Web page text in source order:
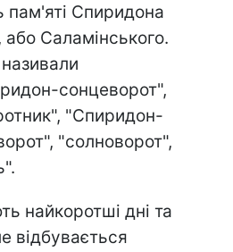
пам'яті Спиридона
або Саламінського.
сонцеворот",
"Спиридон-
"солноворот",
найкоротші дні та
відбувається